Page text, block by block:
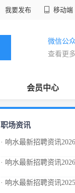
我要发布 移动端
微信公
查看更
会员中心
职场资讯
· 响水最新招聘资讯
· 响水最新招聘资讯
· 响水最新招聘资讯